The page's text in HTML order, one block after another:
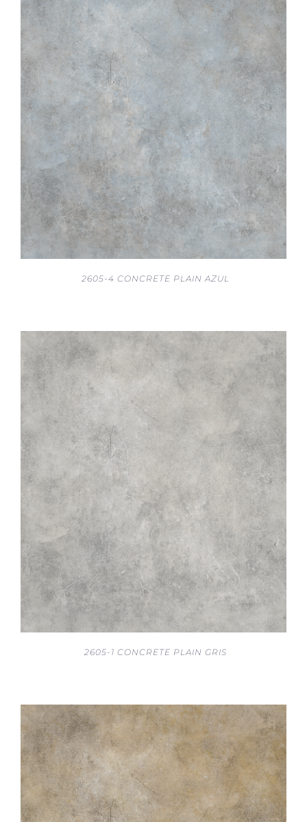
2605-4 CONCRETE PLAIN AZUL
2605-1 CONCRETE PLAIN GRIS